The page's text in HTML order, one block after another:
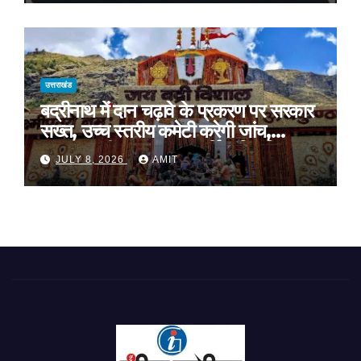
समर्थन
उत्तराखंड
बद्रीनाथ में दान चढ़ावे के प्रकरण पर सरकार
सख्त, उच्च स्तरीय कमेटी करेगी जांच,
अनुशासनहीनता पर एक कार्मिक निलंबित
JULY 8, 2026 AMIT